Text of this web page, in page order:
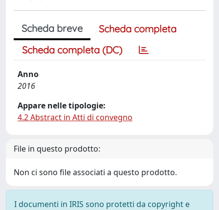
Scheda breve
Scheda completa
Scheda completa (DC)
Anno
2016
Appare nelle tipologie:
4.2 Abstract in Atti di convegno
File in questo prodotto:
Non ci sono file associati a questo prodotto.
I documenti in IRIS sono protetti da copyright e